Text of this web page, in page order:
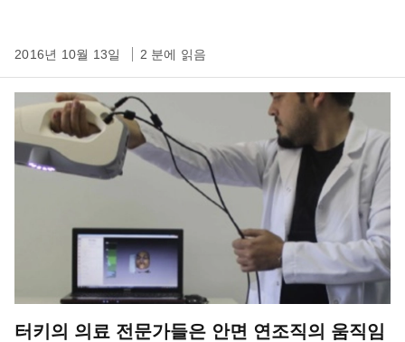
2016년 10월 13일 2 분에 읽음
터키의 의료 전문가들은 안면 연조직의 움직임